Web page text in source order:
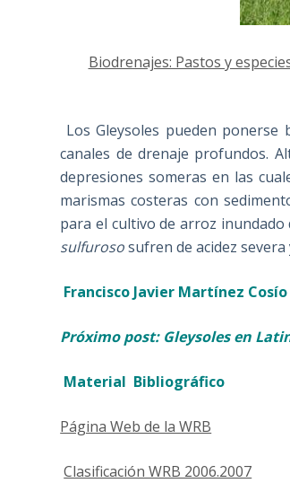
Biodrenajes: Pastos y
Los Gleysoles pueden
canales de drenaje profundos.
depresiones someras en las
marismas costeras con
para el cultivo de arroz inundado
sulfurososufren de acidez
Francisco Javier Martínez Cosío
Próximo post: Gleysoles en
Material Bibliográfico
Página Web de la WRB
Clasificación WRB 2006.2007